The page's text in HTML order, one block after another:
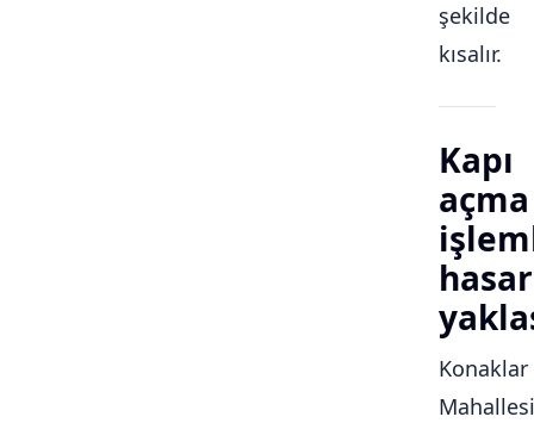
şekilde
kısalır.
Kapı
açma
Konaklar
Mahallesi